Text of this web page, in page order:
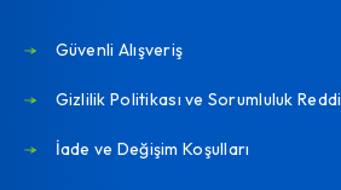
Güvenli Alışveriş
Gizlilik Politikası ve Sorumluluk Reddi
İade ve Değişim Koşulları